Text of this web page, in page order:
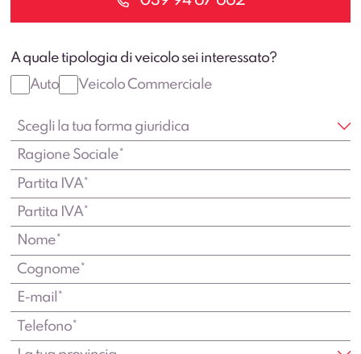
A quale tipologia di veicolo sei interessato?
Auto
Veicolo Commerciale